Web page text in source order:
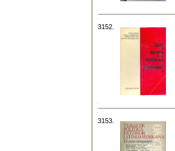
3152.
3153.